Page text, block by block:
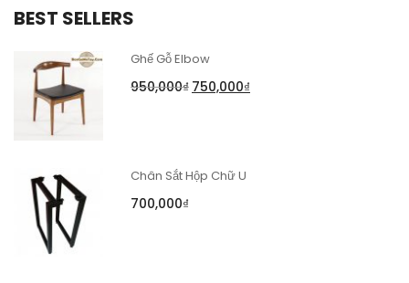
BEST SELLERS
Ghế Gỗ Elbow
950,000₫ 750,000₫
Chân Sắt Hộp Chữ U
700,000₫